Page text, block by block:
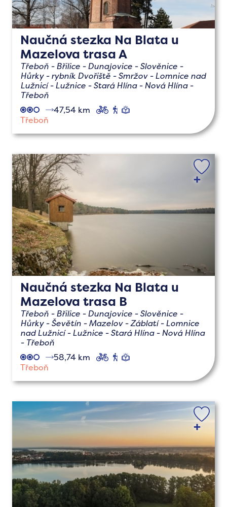
Naučná stezka Na Blata u
Mazelova trasa A
Třeboň - Břilice - Dunajovice - Slověnice -
Hůrky - rybník Dvořiště - Smržov - Lomnice nad
Lužnicí - Lužnice - Stará Hlína - Nová Hlína -
Třeboň
47,54 km
cyklo
pěší
Třeboň
Naučná stezka Na Blata u
Mazelova trasa B
Třeboň - Břilice - Dunajovice - Slověnice -
Hůrky - Ševětín - Mazelov - Záblatí - Lomnice
nad Lužnicí - Lužnice - Stará Hlína - Nová Hlína
- Třeboň
58,74 km
cyklo
pěší
Třeboň